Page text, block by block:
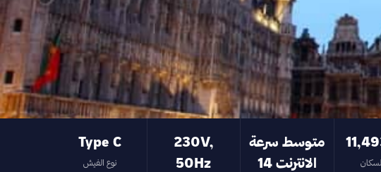
متوسط سرعة
الانترنت 14
230V,
50Hz
Type C
نوع الفيش